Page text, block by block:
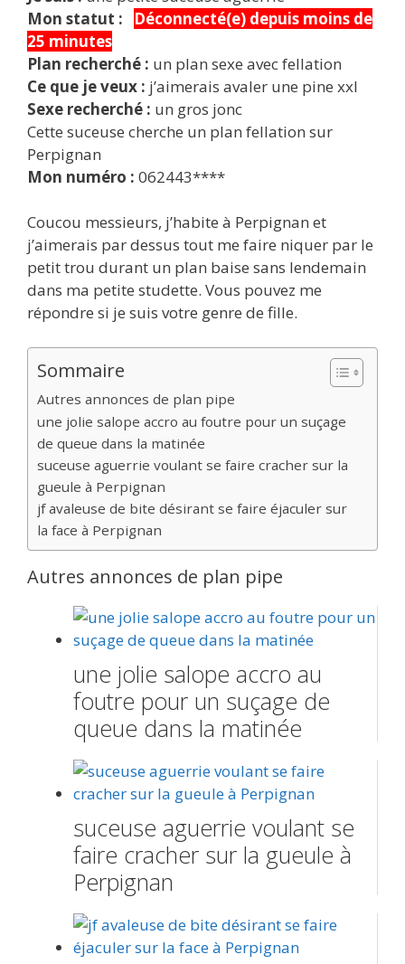
Mon statut :
Déconnecté(e) depuis moins de
25 minutes
Plan recherché : un plan sexe avec fellation
Ce que je veux : j’aimerais avaler une pine xxl
Sexe recherché : un gros jonc
Cette suceuse cherche un plan fellation sur
Perpignan
Mon numéro : 062443****
Coucou messieurs, j’habite à Perpignan et
j’aimerais par dessus tout me faire niquer par le
petit trou durant un plan baise sans lendemain
dans ma petite studette. Vous pouvez me
répondre si je suis votre genre de fille.
Sommaire
Autres annonces de plan pipe
une jolie salope accro au foutre pour un suçage
de queue dans la matinée
suceuse aguerrie voulant se faire cracher sur la
gueule à Perpignan
jf avaleuse de bite désirant se faire éjaculer sur
la face à Perpignan
Autres annonces de plan pipe
une jolie salope accro au
foutre pour un suçage de
queue dans la matinée
suceuse aguerrie voulant se
faire cracher sur la gueule à
Perpignan